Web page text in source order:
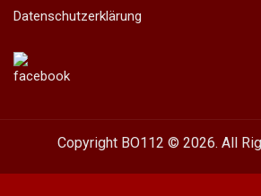
Datenschutzerklärung
Copyright BO112 © 2026. All